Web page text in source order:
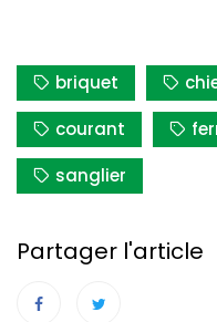
briquet
courant
sanglier
Partager l'article